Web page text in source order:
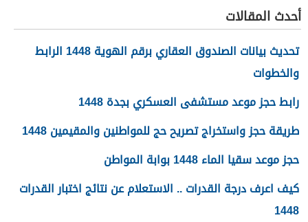
أحدث المقالات
تحديث بيانات الصندوق العقاري برقم الهوية 1448 الرابط
والخطوات
رابط حجز موعد مستشفى العسكري بجدة 1448
طريقة حجز واستخراج تصريح حج للمواطنين والمقيمين 1448
حجز موعد سقيا الماء 1448 بوابة المواطن
كيف اعرف درجة القدرات .. الاستعلام عن نتائج اختبار القدرات
1448